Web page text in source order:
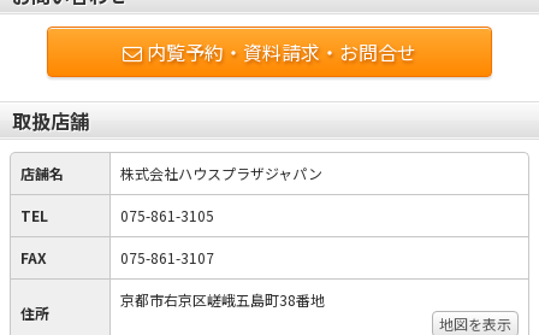
内覧予約・資料請求・お問合せ
取扱店舗
店舗名 株式会社ハウスプラザジャパン
TEL 075-861-3105
FAX 075-861-3107
住所
京都市右京区嵯峨五島町38番地
地図を表示